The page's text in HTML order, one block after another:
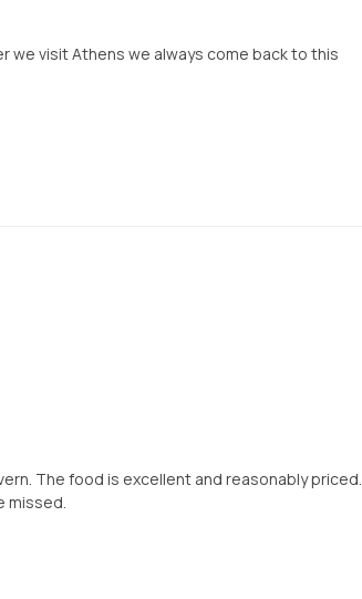
we visit Athens we always come back to this
The food is excellent and reasonably priced.
missed.